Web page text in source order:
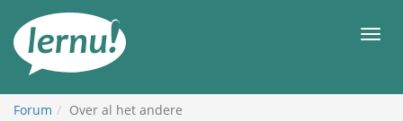
inhoud
Forum Over al het andere